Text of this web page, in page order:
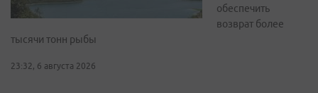
обеспечить
возврат более
тысячи тонн рыбы
23:32, 6 августа 2026